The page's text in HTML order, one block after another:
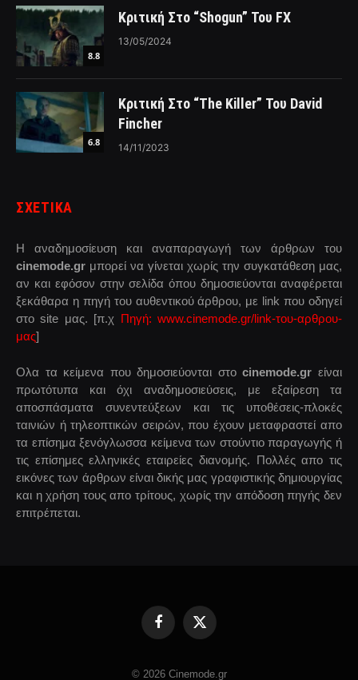
8.8
Κριτική Στο “Shogun” Του FX
13/05/2024
6.8
Κριτική Στο “The Killer” Του David
Fincher
14/11/2023
ΣΧΕΤΙΚΑ
Η αναδημοσίευση και αναπαραγωγή των άρθρων του
cinemode.gr μπορεί να γίνεται χωρίς την συγκατάθεση μας,
αν και εφόσον στην σελίδα όπου δημοσιεύονται αναφέρεται
ξεκάθαρα η πηγή του αυθεντικού άρθρου, με link που οδηγεί
στο site μας. [π.χ Πηγή: www.cinemode.gr/link-του-αρθρου-
μας]
Ολα τα κείμενα που δημοσιεύονται στοcinemode.gr είναι
πρωτότυπα και όχι αναδημοσιεύσεις, με εξαίρεση τα
αποσπάσματα συνεντεύξεων και τις υποθέσεις-πλοκές
ταινιών ή τηλεοπτικών σειρών, που έχουν μεταφραστεί απο
τα επίσημα ξενόγλωσσα κείμενα των στούντιο παραγωγής ή
τις επίσημες ελληνικές εταιρείες διανομής. Πολλές απο τις
εικόνες των άρθρων είναι δικής μας γραφιστικής δημιουργίας
και η χρήση τους απο τρίτους, χωρίς την απόδοση πηγής δεν
επιτρέπεται.
FacebookX
© 2026 Cinemode.gr